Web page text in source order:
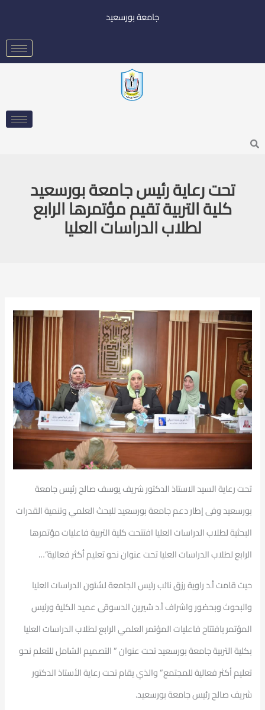
جامعة بورسعيد
Search
تحت رعاية رئيس جامعة بورسعيد
كلية التربية تقيم مؤتمرها الرابع
لطلاب الدراسات العليا
تحت رعاية السيد الاستاذ الدكتور شريف يوسف صالح رئيس جامعة
بورسعيد وفى إطار دعم جامعة بورسعيد للبحث العلمي وتنمية القدرات
البحثية لطلاب الدراسات العليا افتتحت كلية التربية فاعليات مؤتمرها
الرابع لطلاب الدراسات العليا تحت عنوان نحو تعليم أكثر فعالية”…
حيث قامت أ.د راوية رزق نائب رئيس الجامعة لشئون الدراسات العليا
والبحوث وبحضور واشراف أ.د شيرين الدسوقى عميد الكلية ورئيس
المؤتمر بافتتاح فاعليات المؤتمر العلمي الرابع لطلاب الدراسات العليا
بكلية التربية جامعة بورسعيد تحت عنوان ” التصميم الشامل للتعلم نحو
تعليم أكثر فعالية للمجتمع” والذي يقام تحت رعاية الأستاذ الدكتور
شريف صالح رئيس جامعة بورسعيد.